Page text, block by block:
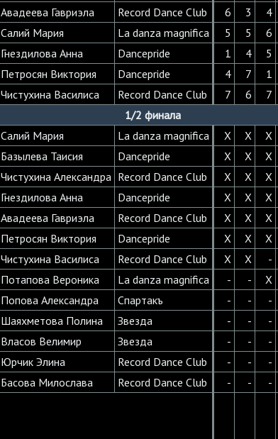
Авадеева Гавриэла Record Dance Club 6 3 4
Салий Мария La danza magnifica 5 5 6
Гнездилова Анна Dancepride 1 4 5
Петросян Виктория Dancepride 4 7 1
Чистухина Василиса Record Dance Club 7 6 7
1/2 финала
Салий Мария La danza magnifica X X X
Базылева Таисия Dancepride X X X
Чистухина Александра Record Dance Club X X X
Гнездилова Анна Dancepride X X X
Авадеева Гавриэла Record Dance Club X X X
Петросян Виктория Dancepride X X X
Чистухина Василиса Record Dance Club X X -
Потапова Вероника La danza magnifica - - X
Попова Александра Спартакъ - - -
Шаяхметова Полина Звезда - - -
Власов Велимир Звезда - - -
Юрчик Элина Record Dance Club - - -
Басова Милослава Record Dance Club - - -